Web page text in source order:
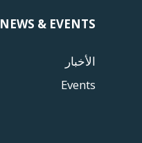
NEWS & EVENTS
الأخبار
Events